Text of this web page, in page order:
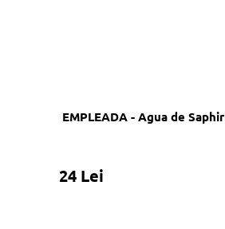
EMPLEADA - Agua de Saphir
24 Lei